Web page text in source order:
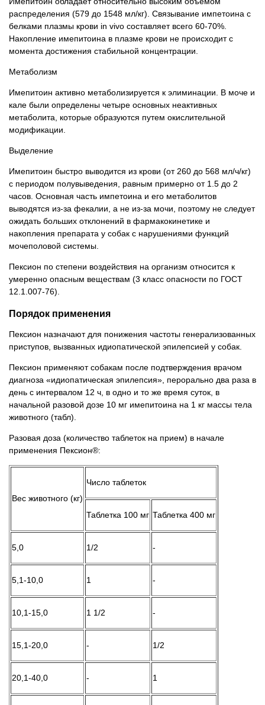
распределения (579 до 1548 мл/кг). Связывание импетоина с
белками плазмы крови in vivo составляет всего 60-70%.
Накопление имепитоина в плазме крови не происходит с
момента достижения стабильной концентрации.
Метаболизм
Имепитоин активно метаболизируется к элиминации. В моче и
кале были определены четыре основных неактивных
метаболита, которые образуются путем окислительной
модификации.
Выделение
Имепитоин быстро выводится из крови (от 260 до 568 мл/ч/кг)
с периодом полувыведения, равным примерно от 1.5 до 2
часов. Основная часть импетоина и его метаболитов
выводятся из-за фекалии, а не из-за мочи, поэтому не следует
ожидать больших отклонений в фармакокинетике и
накопления препарата у собак с нарушениями функций
мочеполовой системы.
Пексион по степени воздействия на организм относится к
умеренно опасным веществам (3 класс опасности по ГОСТ
12.1.007-76).
Порядок применения
Пексион назначают для понижения частоты генерализованных
приступов, вызванных идиопатической эпилепсией у собак.
Пексион применяют собакам после подтверждения врачом
диагноза «идиопатическая эпилепсия», перорально два раза в
день с интервалом 12 ч, в одно и то же время суток, в
начальной разовой дозе 10 мг имепитоина на 1 кг массы тела
животного (табл).
Разовая доза (количество таблеток на прием) в начале
применения Пексион®:
Вес животного (кг)
Число таблеток
Таблетка 100 мг Таблетка 400 мг
5,0 1/2 -
5,1-10,0 1 -
10,1-15,0 1 1/2 -
15,1-20,0 - 1/2
20,1-40,0 - 1